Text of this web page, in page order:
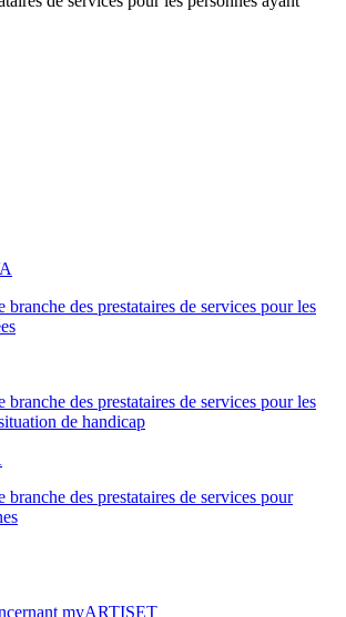
branche des prestataires de services pour les
branche des prestataires de services pour les
de handicap
branche des prestataires de services pour
myARTISET